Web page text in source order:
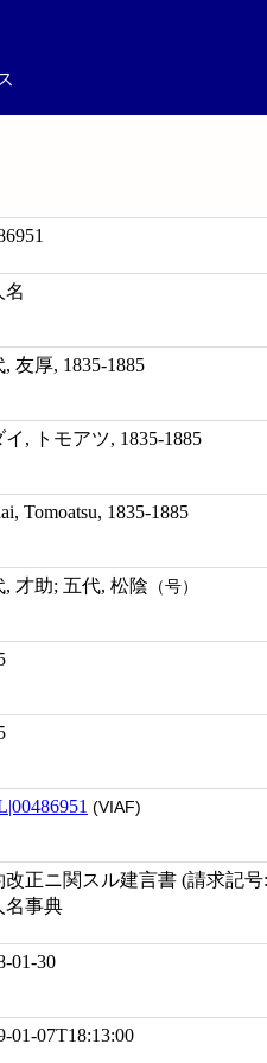
名
, 友厚, 1835-1885
イ, トモアツ, 1835-1885
Tomoatsu, 1835-1885
, 才助; 五代, 松陰 （号）
(VIAF)
改正ニ関スル建言書 (請求記号
名事典
01-30
01-07T18:13:00